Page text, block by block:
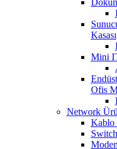
Kasası
Mini
Ofis
Network
Kablo